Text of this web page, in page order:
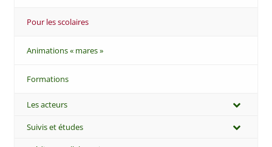
Pour les scolaires
Animations « mares »
Formations
Les acteurs
Suivis et études